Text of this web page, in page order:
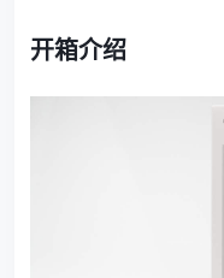
开箱介绍